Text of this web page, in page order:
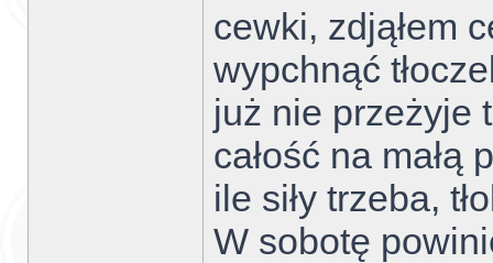
cewki, zdjąłem
wypchnąć
już nie przeżyje
całość na
ile siły trzeba,
W sobotę